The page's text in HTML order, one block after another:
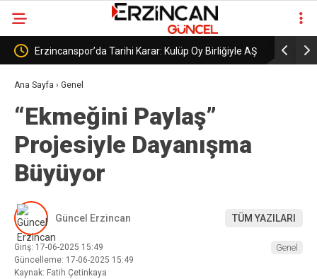
Birliğiyle AŞ Erzincanspor’un Geleceği 5 Temmuz’da
Şekillenecek
Ana Sayfa › Genel
“Ekmeğini Paylaş”
Projesiyle Dayanışma
Büyüyor
Güncel Erzincan TÜM YAZILARI
Giriş: 17-06-2025 15:49
Güncelleme: 17-06-2025 15:49
Kaynak: Fatih Çetinkaya
Genel